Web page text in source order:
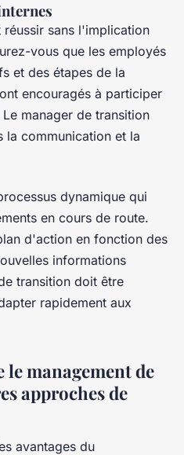
sans l'implication
vous que les employés
et des étapes de la
encouragés à participer
manager de transition
la communication et la
dynamique qui
en cours de route.
d'action en fonction des
informations
transition doit être
rapidement aux
management de
approches de
avantages du